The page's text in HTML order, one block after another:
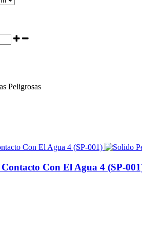
Peligrosas
Con El Agua 4 (SP-